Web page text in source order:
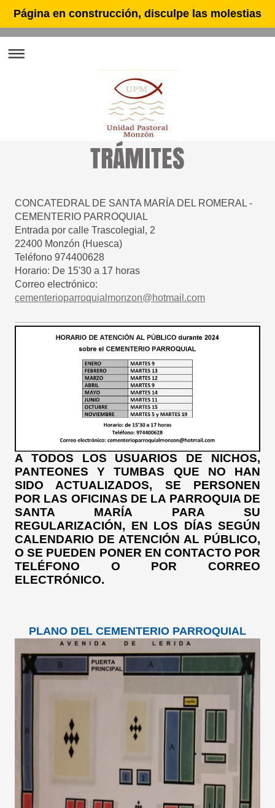
Página en construcción, disculpe las molestias
TRÁMITES
CONCATEDRAL DE SANTA MARÍA DEL ROMERAL -
CEMENTERIO PARROQUIAL
Entrada por calle Trascolegial, 2
22400 Monzón (Huesca)
Teléfono 974400628
Horario: De 15'30 a 17 horas
Correo electrónico:
cementerioparroquialmonzon@hotmail.com
A TODOS LOS USUARIOS DE NICHOS,
PANTEONES Y TUMBAS QUE NO HAN
SIDO ACTUALIZADOS, SE PERSONEN
POR LAS OFICINAS DE LA PARROQUIA DE
SANTA MARÍA PARA SU
REGULARIZACIÓN, EN LOS DÍAS SEGÚN
CALENDARIO DE ATENCIÓN AL PÚBLICO,
O SE PUEDEN PONER EN CONTACTO POR
TELÉFONO O POR CORREO
ELECTRÓNICO.
PLANO DEL CEMENTERIO PARROQUIAL